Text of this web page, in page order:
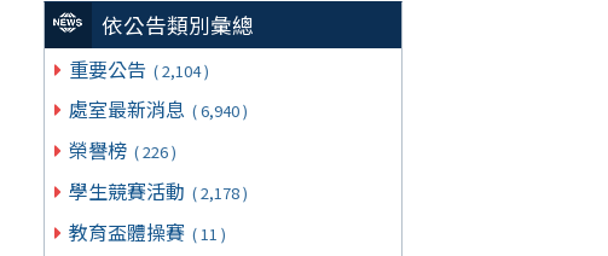
依公告類別彙總
重要公告 ( 2,104 )
處室最新消息 ( 6,940 )
榮譽榜 ( 226 )
學生競賽活動 ( 2,178 )
教育盃體操賽 ( 11 )